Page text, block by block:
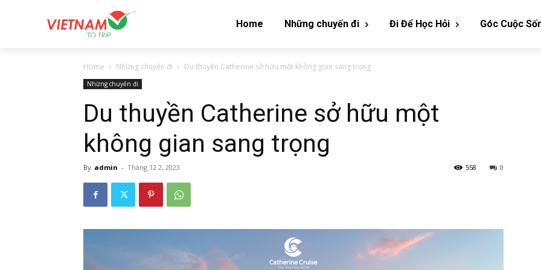
Home Những chuyến đi Đi Để Học Hỏi Góc Cuộc
Home Những chuyến đi Du thuyền Catherine sở hữu một không gian sang trọng
Những chuyến đi
Du thuyền Catherine sở hữu một
không gian sang trọng
By admin - Tháng 12 2, 2023 0
558